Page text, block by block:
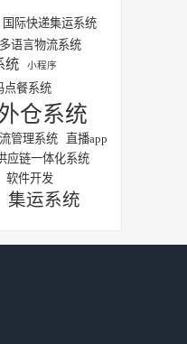
国际快递集运系统
多语言物流系统
统 小程序
点餐系统
仓系统
管理系统 直播app
应链一体化系统
软件开发
集运系统